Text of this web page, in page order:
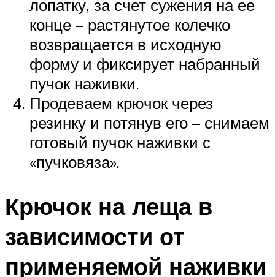
лопатку, за счет сужения на ее
конце – растянутое колечко
возвращается в исходную
форму и фиксирует набранный
пучок наживки.
Продеваем крючок через
резинку и потянув его – снимаем
готовый пучок наживки с
«пучковяза».
Крючок на леща в
зависимости от
применяемой наживки